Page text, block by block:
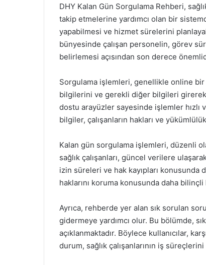
DHY Kalan Gün Sorgulama Rehberi,
takip etmelerine yardımcı olan bir
yapabilmesi ve hizmet sürelerini
bünyesinde çalışan personelin, görev
belirlemesi açısından son derece
Sorgulama işlemleri, genellikle online
bilgilerini ve gerekli diğer bilgileri girerek
dostu arayüzler sayesinde işlemler hızlı
bilgiler, çalışanların hakları ve
Kalan gün sorgulama işlemleri, düzenli
sağlık çalışanları, güncel verilere
izin süreleri ve hak kayıpları konusunda
haklarını koruma konusunda daha
Ayrıca, rehberde yer alan sık sorulan
gidermeye yardımcı olur. Bu bölümde,
açıklanmaktadır. Böylece kullanıcılar,
durum, sağlık çalışanlarının iş